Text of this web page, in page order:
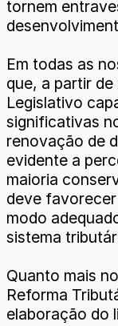
tornem
Em todas as
que, a partir
Legislativo
significativas
renovação de
evidente a
maioria
deve
modo
sistema
Quanto mais
Reforma
elaboração do